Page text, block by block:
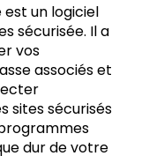
un logiciel
sécurisée. Il a
vos
associés et
sites sécurisés
dur de votre